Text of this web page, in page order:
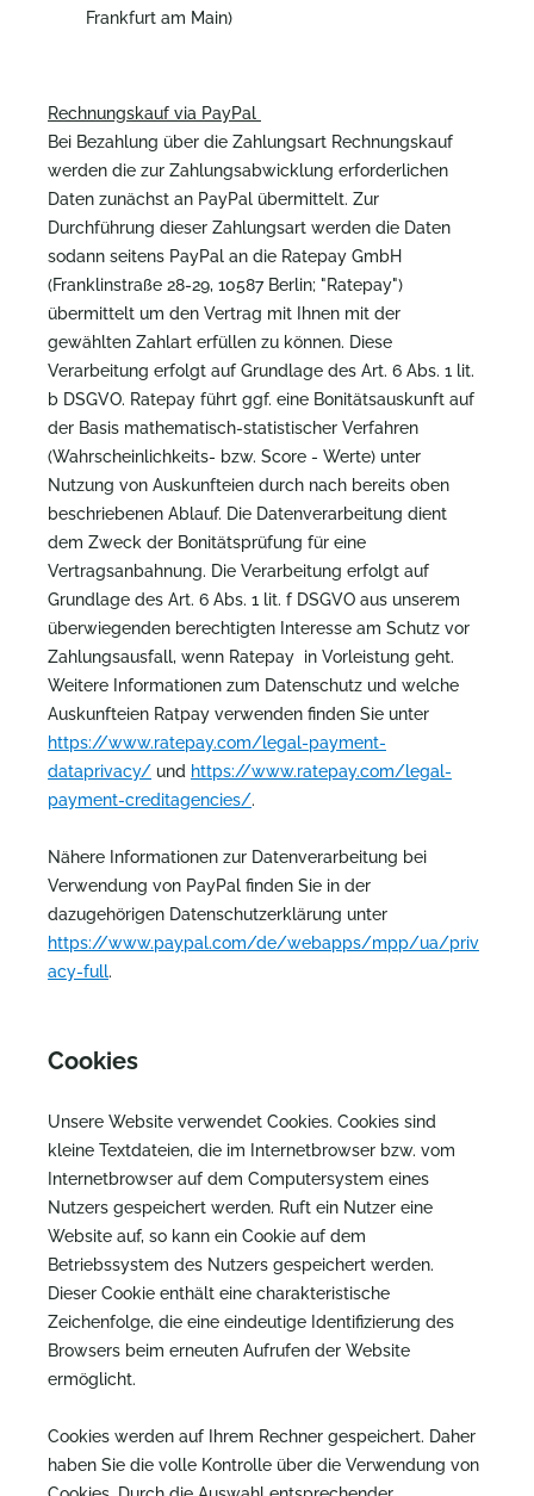
Frankfurt am Main)
Rechnungskauf via PayPal
Bei Bezahlung über die Zahlungsart Rechnungskauf
werden die zur Zahlungsabwicklung erforderlichen
Daten zunächst an PayPal übermittelt. Zur
Durchführung dieser Zahlungsart werden die Daten
sodann seitens PayPal an die Ratepay GmbH
(Franklinstraße 28-29, 10587 Berlin; "Ratepay")
übermittelt um den Vertrag mit Ihnen mit der
gewählten Zahlart erfüllen zu können. Diese
Verarbeitung erfolgt auf Grundlage des Art. 6 Abs. 1 lit.
b DSGVO. Ratepay führt ggf. eine Bonitätsauskunft auf
der Basis mathematisch-statistischer Verfahren
(Wahrscheinlichkeits- bzw. Score - Werte) unter
Nutzung von Auskunfteien durch nach bereits oben
beschriebenen Ablauf. Die Datenverarbeitung dient
dem Zweck der Bonitätsprüfung für eine
Vertragsanbahnung. Die Verarbeitung erfolgt auf
Grundlage des Art. 6 Abs. 1 lit. f DSGVO aus unserem
überwiegenden berechtigten Interesse am Schutz vor
Zahlungsausfall, wenn Ratepay in Vorleistung geht.
Weitere Informationen zum Datenschutz und welche
Auskunfteien Ratpay verwenden finden Sie unter
https://www.ratepay.com/legal-payment-
dataprivacy/ und https://www.ratepay.com/legal-
payment-creditagencies/.
Nähere Informationen zur Datenverarbeitung bei
Verwendung von PayPal finden Sie in der
dazugehörigen Datenschutzerklärung unter
https://www.paypal.com/de/webapps/mpp/ua/priv
acy-full.
Cookies
Unsere Website verwendet Cookies. Cookies sind
kleine Textdateien, die im Internetbrowser bzw. vom
Internetbrowser auf dem Computersystem eines
Nutzers gespeichert werden. Ruft ein Nutzer eine
Website auf, so kann ein Cookie auf dem
Betriebssystem des Nutzers gespeichert werden.
Dieser Cookie enthält eine charakteristische
Zeichenfolge, die eine eindeutige Identifizierung des
Browsers beim erneuten Aufrufen der Website
ermöglicht.
Cookies werden auf Ihrem Rechner gespeichert. Daher
haben Sie die volle Kontrolle über die Verwendung von